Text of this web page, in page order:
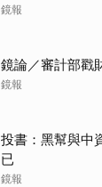
鏡報
鏡論／審計部戳
鏡報
投書：黑幫與
已
鏡報